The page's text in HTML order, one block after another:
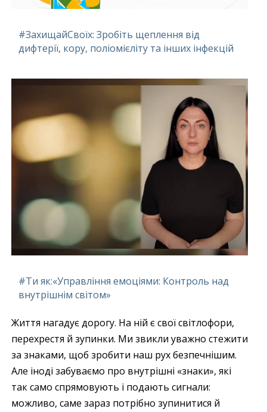
#ЗахищайСвоїх: Зробіть щеплення від
дифтерії, кору, поліомієліту та інших інфекцій
#Ти як:«Управління емоціями: Контроль над
внутрішнім світом»
Життя нагадує дорогу. На ній є свої світлофори,
перехрестя й зупинки. Ми звикли уважно стежити
за знаками, щоб зробити наш рух безпечнішим.
Але іноді забуваємо про внутрішні «знаки», які
так само спрямовують і подають сигнали:
можливо, саме зараз потрібно зупинитися й